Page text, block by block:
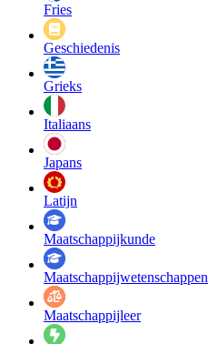
Fries
Geschiedenis
Grieks
Italiaans
Japans
Latijn
Maatschappij­kunde
Maatschappij­wetenschappen
Maatschappijleer